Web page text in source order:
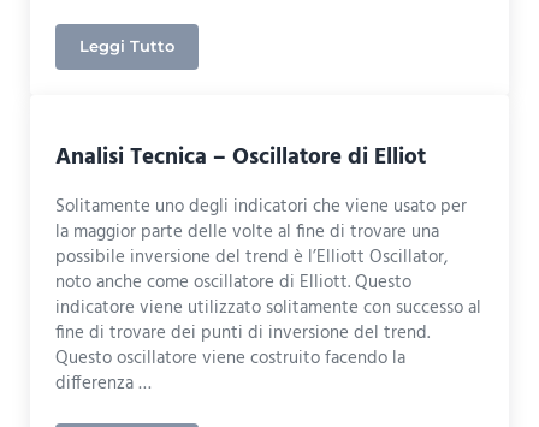
Leggi TuttoCome Contabilizzare Acquisto di Immobilizzazioni
Analisi Tecnica – Oscillatore di Elliot
Solitamente uno degli indicatori che viene usato per
la maggior parte delle volte al fine di trovare una
possibile inversione del trend è l’Elliott Oscillator,
noto anche come oscillatore di Elliott. Questo
indicatore viene utilizzato solitamente con successo al
fine di trovare dei punti di inversione del trend.
Questo oscillatore viene costruito facendo la
differenza …